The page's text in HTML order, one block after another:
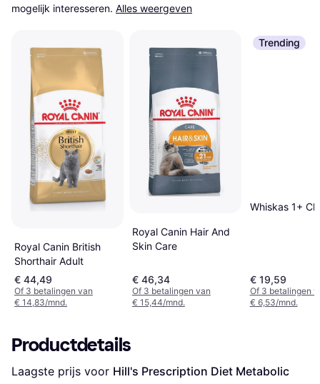
mogelijk interesseren. Alles weergeven
Royal Canin British
Shorthair Adult
€ 44,49
Of 3 betalingen van
€ 14,83/mnd.
Royal Canin Hair And
Skin Care
€ 46,34
Of 3 betalingen van
€ 15,44/mnd.
Trending
Whiskas 1+
€ 19,59
Of 3 betalingen
€ 6,53/mnd.
Productdetails
Laagste prijs voor Hill's Prescription Diet Metabolic